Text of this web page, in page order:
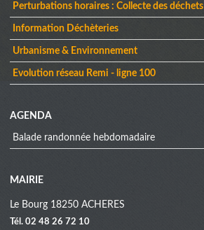
Perturbations horaires : Collecte des déchets
Information Déchèteries
Urbanisme & Environnement
Evolution réseau Remi - ligne 100
AGENDA
Balade randonnée hebdomadaire
MAIRIE
Le Bourg 18250 ACHERES
Tél. 02 48 26 72 10